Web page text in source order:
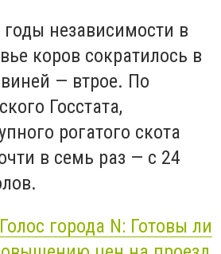
независимости в
коров сократилось в
— втрое. По
Госстата,
рогатого скота
в семь раз — с 24
Голос города N: Готовы ли